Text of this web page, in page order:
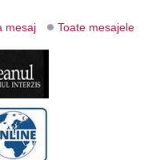
mesaj Toate mesajele